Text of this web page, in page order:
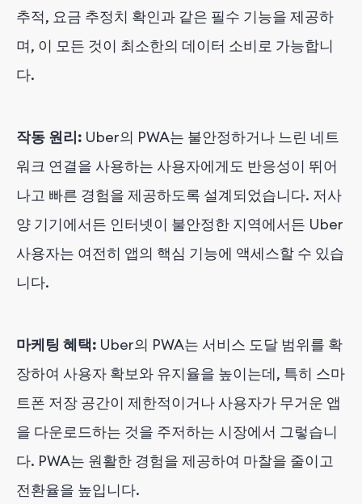
추적, 요금 추정치 확인과 같은 필수 기능을 제공하
며, 이 모든 것이 최소한의 데이터 소비로 가능합니
다.
작동 원리: Uber의 PWA는 불안정하거나 느린 네트
워크 연결을 사용하는 사용자에게도 반응성이 뛰어
나고 빠른 경험을 제공하도록 설계되었습니다. 저사
양 기기에서든 인터넷이 불안정한 지역에서든 Uber
사용자는 여전히 앱의 핵심 기능에 액세스할 수 있습
니다.
마케팅 혜택: Uber의 PWA는 서비스 도달 범위를 확
장하여 사용자 확보와 유지율을 높이는데, 특히 스마
트폰 저장 공간이 제한적이거나 사용자가 무거운 앱
을 다운로드하는 것을 주저하는 시장에서 그렇습니
다. PWA는 원활한 경험을 제공하여 마찰을 줄이고
전환율을 높입니다.